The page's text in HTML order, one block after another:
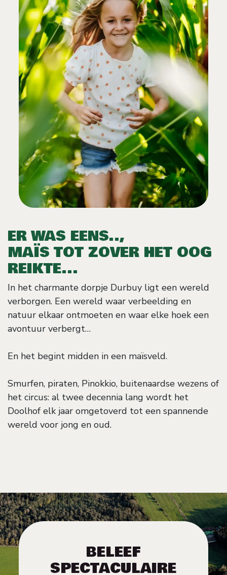
ER WAS EENS..,
MAÏS TOT ZOVER HET OOG
REIKTE...
In het charmante dorpje Durbuy ligt een wereld
verborgen. Een wereld waar verbeelding en
natuur elkaar ontmoeten en waar elke hoek een
avontuur verbergt…
En het begint midden in een maïsveld.
Smurfen, piraten, Pinokkio, buitenaardse wezens of
het circus: al twee decennia lang wordt het
Doolhof elk jaar omgetoverd tot een spannende
wereld voor jong en oud.
BELEEF
SPECTACULAIRE